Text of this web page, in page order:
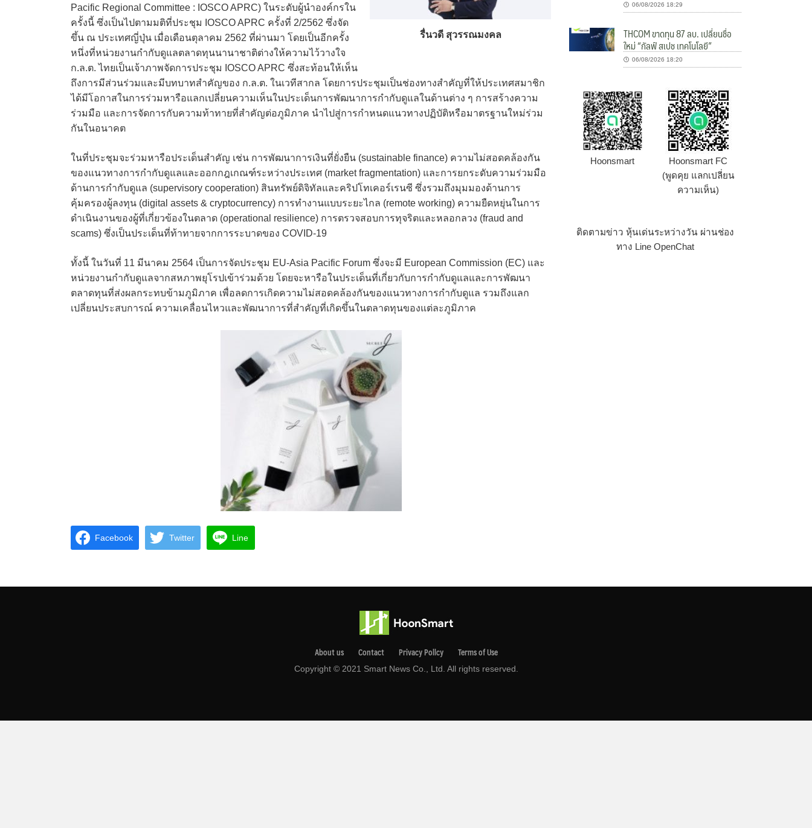
รื่นวดี สุวรรณมงคล
Pacific Regional Committee : IOSCO APRC) ในระดับผู้นำองค์กรใน
ครั้งนี้ ซึ่งเป็นไปตามมติที่ประชุม IOSCO APRC ครั้งที่ 2/2562 ซึ่งจัด
ขึ้น ณ ประเทศญี่ปุ่น เมื่อเดือนตุลาคม 2562 ที่ผ่านมา โดยเป็นอีกครั้ง
หนึ่งที่หน่วยงานกำกับดูแลตลาดทุนนานาชาติต่างให้ความไว้วางใจ
ก.ล.ต. ไทยเป็นเจ้าภาพจัดการประชุม IOSCO APRC ซึ่งสะท้อนให้เห็น
ถึงการมีส่วนร่วมและมีบทบาทสำคัญของ ก.ล.ต. ในเวทีสากล โดยการประชุมเป็นช่องทางสำคัญที่ให้ประเทศสมาชิก
ได้มีโอกาสในการร่วมหารือแลกเปลี่ยนความเห็นในประเด็นการพัฒนาการกำกับดูแลในด้านต่าง ๆ การสร้างความ
ร่วมมือ และการจัดการกับความท้าทายที่สำคัญต่อภูมิภาค นำไปสู่การกำหนดแนวทางปฏิบัติหรือมาตรฐานใหม่ร่วม
กันในอนาคต
ในที่ประชุมจะร่วมหารือประเด็นสำคัญ เช่น การพัฒนาการเงินที่ยั่งยืน (sustainable finance) ความไม่สอดคล้องกัน
ของแนวทางการกำกับดูแลและออกกฎเกณฑ์ระหว่างประเทศ (market fragmentation) และการยกระดับความร่วมมือ
ด้านการกำกับดูแล (supervisory cooperation) สินทรัพย์ดิจิทัลและคริปโทเคอร์เรนซี ซึ่งรวมถึงมุมมองด้านการ
คุ้มครองผู้ลงทุน (digital assets & cryptocurrency) การทำงานแบบระยะไกล (remote working) ความยืดหยุ่นในการ
ดำเนินงานของผู้ที่เกี่ยวข้องในตลาด (operational resilience) การตรวจสอบการทุจริตและหลอกลวง (fraud and
scams) ซึ่งเป็นประเด็นที่ท้าทายจากการระบาดของ COVID-19
ทั้งนี้ ในวันที่ 11 มีนาคม 2564 เป็นการจัดประชุม EU-Asia Pacific Forum ซึ่งจะมี European Commission (EC) และ
หน่วยงานกำกับดูแลจากสหภาพยุโรปเข้าร่วมด้วย โดยจะหารือในประเด็นที่เกี่ยวกับการกำกับดูแลและการพัฒนา
ตลาดทุนที่ส่งผลกระทบข้ามภูมิภาค เพื่อลดการเกิดความไม่สอดคล้องกันของแนวทางการกำกับดูแล รวมถึงแลก
เปลี่ยนประสบการณ์ ความเคลื่อนไหวและพัฒนาการที่สำคัญที่เกิดขึ้นในตลาดทุนของแต่ละภูมิภาค
Facebook Twitter Line
06/08/2026 18:29
THCOM ขาดทุน 87 ลบ. เปลี่ยนชื่อ
ใหม่ “กัลฟ์ สเปช เทคโนโลยี”
06/08/2026 18:20
Hoonsmart
Hoonsmart FC
(พูดคุย แลกเปลี่ยน
ความเห็น)
ติดตามข่าว หุ้นเด่นระหว่างวัน ผ่านช่อง
ทาง Line OpenChat
About us Contact Privacy Pollcy Terms of Use
Copyright © 2021 Smart News Co., Ltd. All rights reserved.